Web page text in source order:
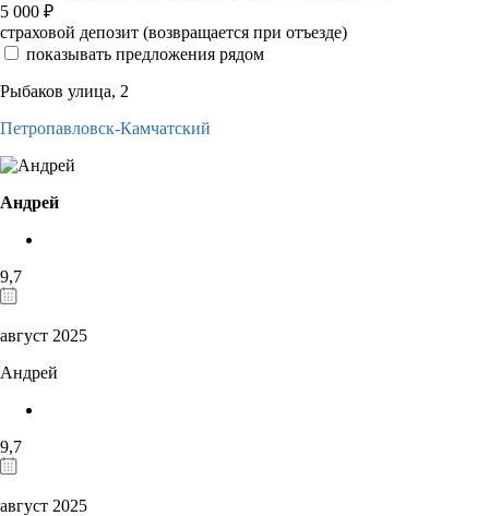
5 000 ₽
страховой депозит (возвращается при отъезде)
показывать предложения рядом
Рыбаков улица, 2
Петропавловск-Камчатский
Андрей
9,7
август 2025
Андрей
9,7
август 2025